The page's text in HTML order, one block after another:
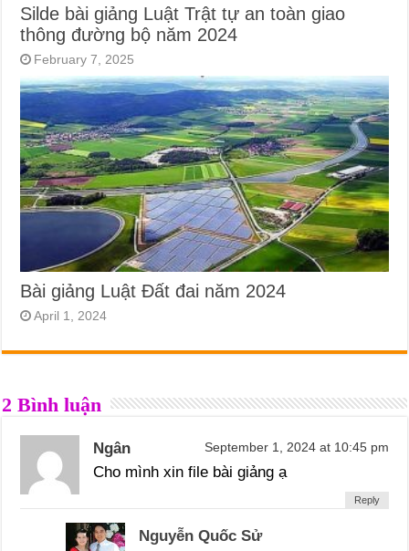
Silde bài giảng Luật Trật tự an toàn giao
thông đường bộ năm 2024
February 7, 2025
Bài giảng Luật Đất đai năm 2024
April 1, 2024
2 Bình luận
Ngân September 1, 2024 at 10:45 pm
Cho mình xin file bài giảng ạ
Reply
Nguyễn Quốc Sử